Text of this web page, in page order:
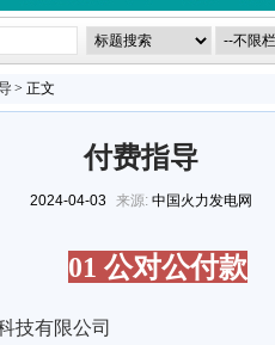
> 正文
付费指导
2024-04-03 来源: 中国火力发电网
01 公对公付款
技有限公司